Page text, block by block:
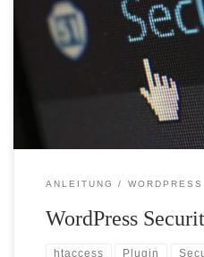
Eine einfache Checkliste mit
eigene WordPress Installation
ANLEITUNG WORDPRESS
WordPress
htaccess Plugin